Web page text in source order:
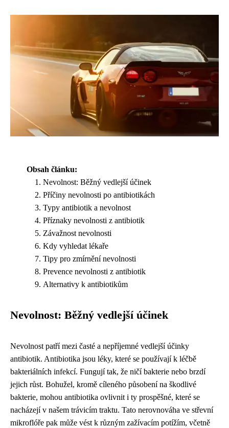
Obsah článku:
Nevolnost: Běžný vedlejší účinek
Příčiny nevolnosti po antibiotikách
Typy antibiotik a nevolnost
Příznaky nevolnosti z antibiotik
Závažnost nevolnosti
Kdy vyhledat lékaře
Tipy pro zmírnění nevolnosti
Prevence nevolnosti z antibiotik
Alternativy k antibiotikům
Nevolnost: Běžný vedlejší účinek
Nevolnost patří mezi časté a nepříjemné vedlejší účinky
antibiotik. Antibiotika jsou léky, které se používají k léčbě
bakteriálních infekcí. Fungují tak, že ničí bakterie nebo brzdí
jejich růst. Bohužel, kromě cíleného působení na škodlivé
bakterie, mohou antibiotika ovlivnit i ty prospěšné, které se
nacházejí v našem trávicím traktu. Tato nerovnováha ve střevní
mikroflóře pak může vést k různým zažívacím potížím, včetně